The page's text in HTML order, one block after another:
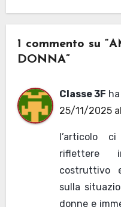
1 commento su
DONNA”
Classe 3F
25/11/2025
l’articolo
riflettere
costruttivo
sulla
donne e